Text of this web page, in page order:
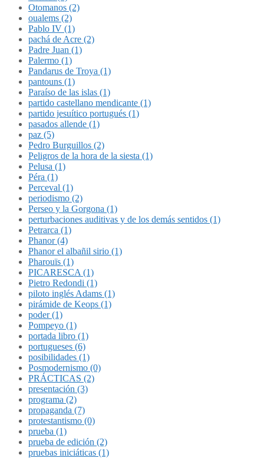
Otomanos (2)
oualems (2)
Pablo IV (1)
pachá de Acre (2)
Padre Juan (1)
Palermo (1)
Pandarus de Troya (1)
pantouns (1)
Paraíso de las islas (1)
partido castellano mendicante (1)
partido jesuítico portugués (1)
pasados allende (1)
paz (5)
Pedro Burguillos (2)
Peligros de la hora de la siesta (1)
Pelusa (1)
Péra (1)
Perceval (1)
periodismo (2)
Perseo y la Gorgona (1)
perturbaciones auditivas y de los demás sentidos (1)
Petrarca (1)
Phanor (4)
Phanor el albañil sirio (1)
Pharouïs (1)
PICARESCA (1)
Pietro Redondi (1)
piloto inglés Adams (1)
pirámide de Keops (1)
poder (1)
Pompeyo (1)
portada libro (1)
portugueses (6)
posibilidades (1)
Posmodernismo (0)
PRÁCTICAS (2)
presentación (3)
programa (2)
propaganda (7)
protestantismo (0)
prueba (1)
prueba de edición (2)
pruebas iniciáticas (1)